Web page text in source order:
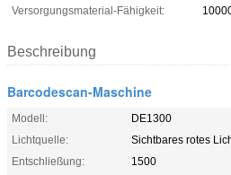
Versorgungsmaterial-Fähigkeit:
Beschreibung
Barcodescan-Maschine
Modell:
DE1300
Lichtquelle:
Sichtbares rotes
Entschließung:
1500